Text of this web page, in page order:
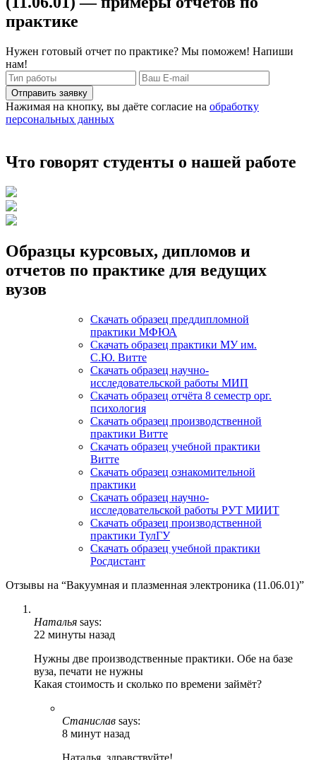
практике
Нужен готовый отчет по практике? Мы поможем! Напиши
нам!
Отправить заявку
Нажимая на кнопку, вы даёте согласие на обработку
персональных данных
Что говорят студенты о нашей работе
Образцы курсовых, дипломов и
отчетов по практике для ведущих
вузов
Скачать образец преддипломной
практики МФЮА
Скачать образец практики МУ им.
С.Ю. Витте
Скачать образец научно-
исследовательской работы МИП
Скачать образец отчёта 8 семестр орг.
психология
Скачать образец производственной
практики Витте
Скачать образец учебной практики
Витте
Скачать образец ознакомительной
практики
Скачать образец научно-
исследовательской работы РУТ МИИТ
Скачать образец производственной
практики ТулГУ
Скачать образец учебной практики
Росдистант
Отзывы на “Вакуумная и плазменная электроника (11.06.01)”
Наталья says:
22 минуты назад
Нужны две производственные практики. Обе на базе
вуза, печати не нужны
Какая стоимость и сколько по времени займёт?
Станислав says:
8 минут назад